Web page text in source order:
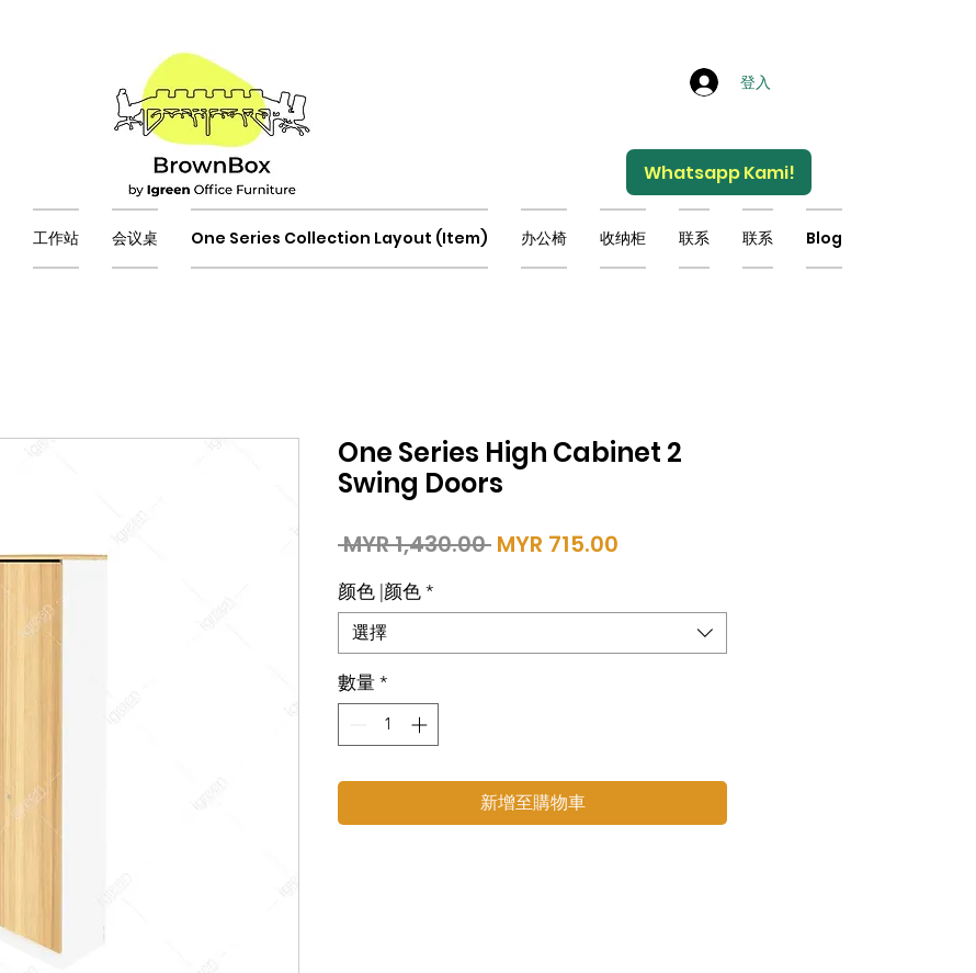
登入
Whatsapp Kami!
工作站 会议桌 One Series Collection Layout (Item) 办公椅 收纳柜 联系 联系 Blog
One Series High Cabinet 2
Swing Doors
MYR 1,430.00 一
MYR 715.00
颜色 |颜色 *
選擇
數量 *
新增至購物車